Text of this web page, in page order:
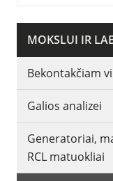
MOKSLUI IR
Bekontakčiam
Galios analizei
Generatoriai,
RCL matuokliai